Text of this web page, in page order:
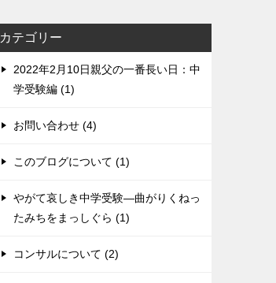
カテゴリー
2022年2月10日親父の一番長い日：中
学受験編 (1)
お問い合わせ (4)
このブログについて (1)
やがて哀しき中学受験―曲がりくねっ
たみちをまっしぐら (1)
コンサルについて (2)